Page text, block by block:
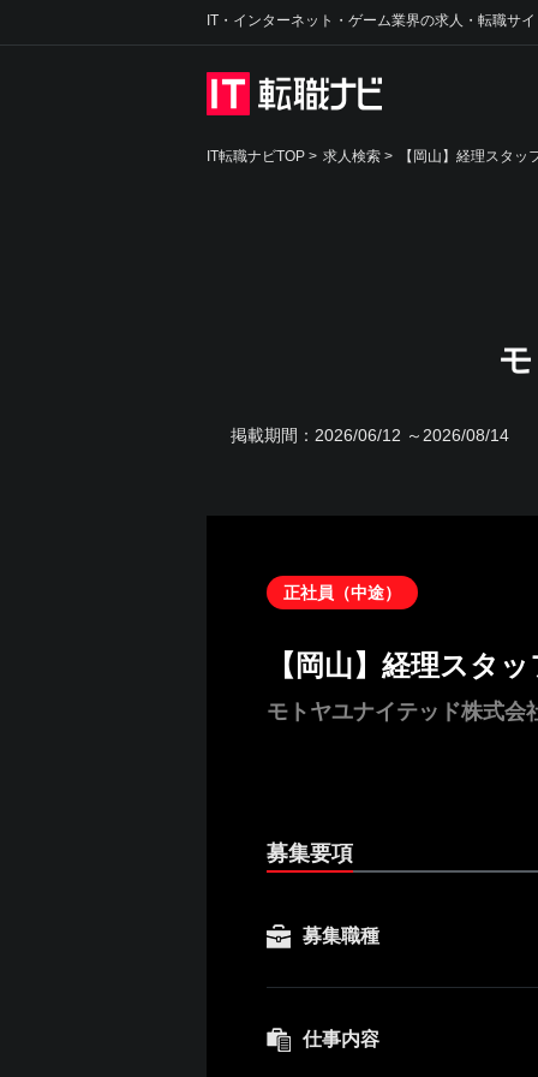
IT・インターネット・ゲーム業界の求人・転職サ
IT転職ナビTOP > 求人検索 > 【岡山】経理スタ
掲載期間： 2026/06/12 ～2026/08/14
正社員（中途）
【岡山】経理スタ
モトヤユナイテッド株式会
募集要項
募集職種
仕事内容